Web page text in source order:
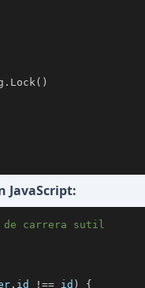
. Lock ( )
JavaScript:
de carrera sutil
. id !== id )
{